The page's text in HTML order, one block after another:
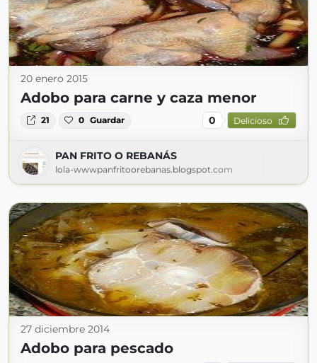
20 enero 2015
Adobo para carne y caza menor
21 0 Guardar 0 Delicioso
PAN FRITO O REBANÁS
lola-wwwpanfritoorebanas.blogspot.com
27 diciembre 2014
Adobo para pescado